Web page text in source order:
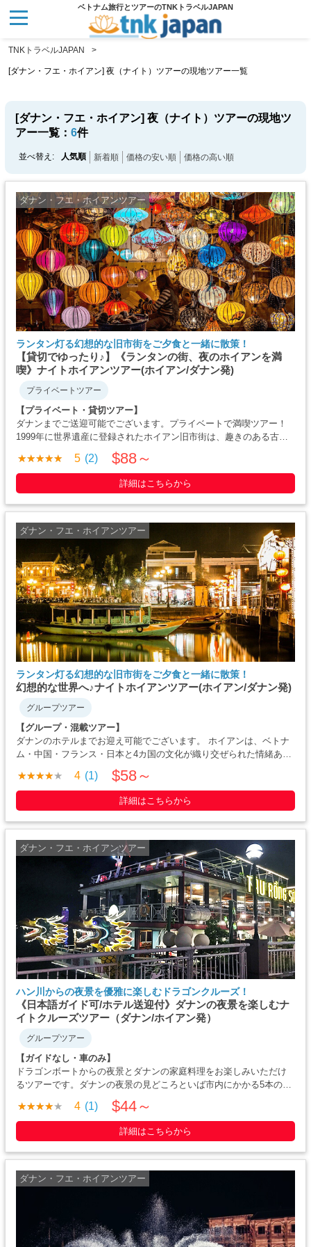
ベトナム旅行とツアーのTNKトラベルJAPAN
TNKトラベルJAPAN
[ダナン・フエ・ホイアン] 夜（ナイト）ツアーの現地ツアー一覧
[ダナン・フエ・ホイアン] 夜（ナイト）ツアーの現地ツ
アー一覧： 6件
並べ替え: 人気順 新着順 価格の安い順 価格の高い順
ダナン・フエ・ホイアンツアー
ランタン灯る幻想的な旧市街をご夕食と一緒に散策！
【貸切でゆったり♪】《ランタンの街、夜のホイアンを満
喫》ナイトホイアンツアー(ホイアン/ダナン発)
プライベートツアー
【プライベート・貸切ツアー】
ダナンまでご送迎可能でございます。プライベートで満喫ツアー！
1999年に世界遺産に登録されたホイアン旧市街は、趣きのある古い
木造建築、ベトナム・中国・フランス・日本と4カ国の文化が織り交
ぜられた情緒ある街並みです。 昼間とは雰囲気の異なる、きれいに
灯ったランタンの景色を楽し・・・・
5 (2) $88～
詳細はこちらから
ダナン・フエ・ホイアンツアー
ランタン灯る幻想的な旧市街をご夕食と一緒に散策！
幻想的な世界へ♪ナイトホイアンツアー(ホイアン/ダナン発)
グループツアー
【グループ・混載ツアー】
ダナンのホテルまでお迎え可能でございます。 ホイアンは、ベトナ
ム・中国・フランス・日本と4カ国の文化が織り交ぜられた情緒ある
町並みです。 黄色や青色の壁と町に流れるトゥボン川の落ち着いた
風景は世界中の方から人気があります。きれいに灯った・・・・・
4 (1) $58～
詳細はこちらから
ダナン・フエ・ホイアンツアー
ハン川からの夜景を優雅に楽しむドラゴンクルーズ！
《日本語ガイド可/ホテル送迎付》ダナンの夜景を楽しむナ
イトクルーズツアー（ダナン/ホイアン発）
グループツアー
【ガイドなし・車のみ】
ドラゴンボートからの夜景とダナンの家庭料理をお楽しみいただけ
るツアーです。ダナンの夜景の見どころといば市内にかかる5本の橋
たち。それぞれ違う形でライトアップされており、このクルーズで
は4本の橋を間近からご覧になることができます・・・
4 (1) $44～
詳細はこちらから
ダナン・フエ・ホイアンツアー